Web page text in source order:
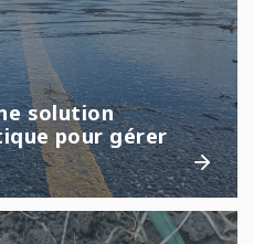
solution
pour gérer